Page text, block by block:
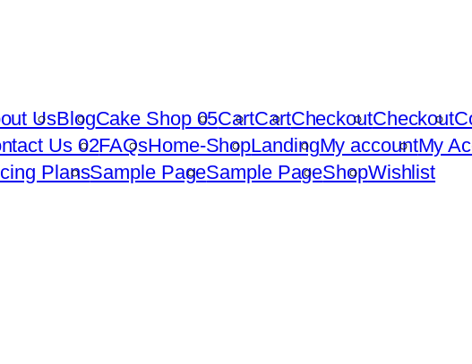
UsBlogCake Shop 05CartCartCheckoutCheckout
Us 02FAQsHome-ShopLandingMy accountMy
PlansSample PageSample PageShopWishlist